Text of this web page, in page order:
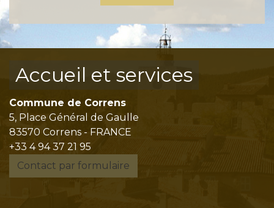
Accueil et services
Commune de Correns
5, Place Général de Gaulle
83570 Correns - FRANCE
+33 4 94 37 21 95
Contact par formulaire